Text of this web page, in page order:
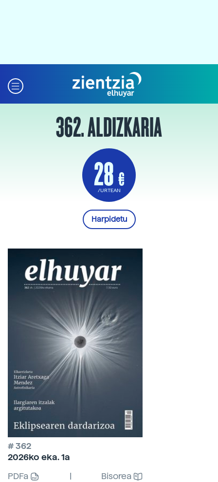
362. ALDIZKARIA
28 €
/URTEAN
Harpidetu
# 362
2026ko eka. 1a
PDFa
| Bisorea